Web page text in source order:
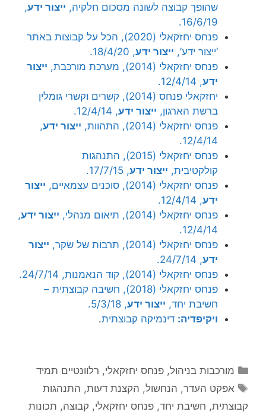
שהופך קבוצה לשונה מסכום חלקיה, ייצור ידע,
16/6/19.
פנחס יחזקאלי (2020), הכל על קבוצות באתר
‘ייצור ידע’, ייצור ידע, 18/4/20.
פנחס יחזקאלי (2014), מערכת מורכבת,
ייצור
ידע, 12/4/14.
יחזקאלי פנחס (2014), קשרים וקשרי גומלין
ברשת הארגון, ייצור ידע, 12/4/14.
פנחס יחזקאלי (2014), התהוות,
ייצור ידע,
12/4/14.
פנחס יחזקאלי (2015), התנהגות
קולקטיבית, ייצור ידע, 17/7/15.
פנחס יחזקאלי (2014), סוכנים עצמאיים,
ייצור
ידע, 12/4/14.
פנחס יחזקאלי (2014), תיאום מנהלי,
ייצור ידע,
12/4/14.
פנחס יחזקאלי (2014), תרבות של שקר,
ייצור
ידע, 24/7/14.
פנחס יחזקאלי (2014), קוד הנאמנות, 24/7/14.
פנחס יחזקאלי (2018), חשיבה קבוצתית –
חשיבת יחד, ייצור ידע, 5/3/18.
ויקיפדיה: דינמיקה קבוצתית.
קטגוריות
מורכבות בניהול,פנחס יחזקאלי, רלוונטיים תמיד
תגיות
אפקט העדר, הנחשול, הקצנת דעות, התנהגות
קבוצתית, חשיבת יחד, פנחס יחזקאלי, קבוצה, תכונות